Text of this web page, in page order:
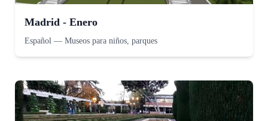
Madrid - Enero
Español — Museos para niños, parques